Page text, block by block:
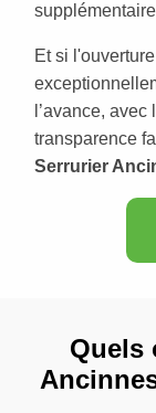
Et si
l’avance,
transparence
Serrurier
Quels